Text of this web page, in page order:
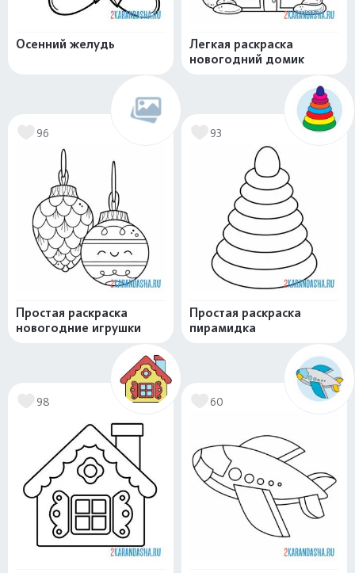
Осенний желудь
Легкая раскраска
новогодний домик
96
Простая раскраска
новогодние игрушки
93
Простая раскраска
пирамидка
98 60